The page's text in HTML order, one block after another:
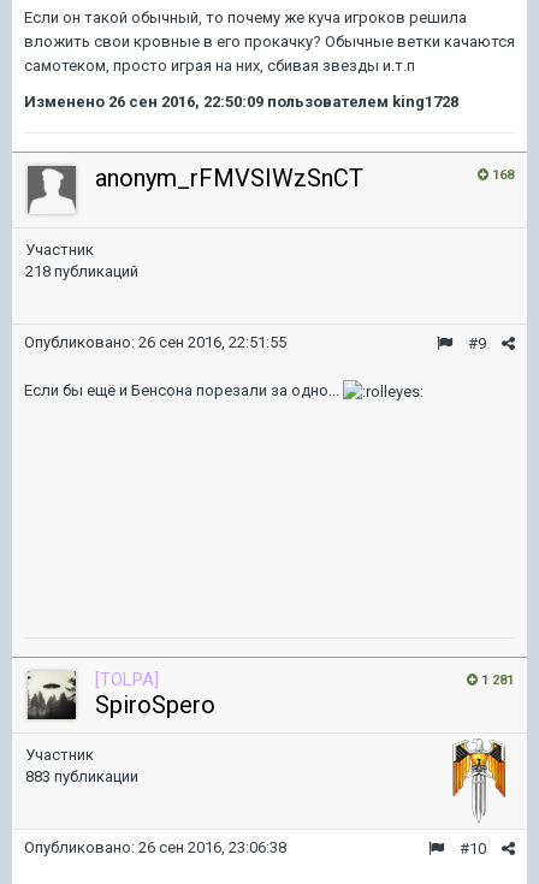
Если он такой обычный, то почему же куча игроков решила
вложить свои кровные в его прокачку? Обычные ветки качаются
самотеком, просто играя на них, сбивая звезды и.т.п
Изменено 26 сен 2016, 22:50:09 пользователем king1728
168
anonym_rFMVSIWzSnCT
Участник
218 публикаций
#9
Опубликовано: 26 сен 2016, 22:51:55
Если бы ещё и Бенсона порезали за одно...
1 281
[TOLPA]
SpiroSpero
Участник
883 публикации
#10
Опубликовано: 26 сен 2016, 23:06:38